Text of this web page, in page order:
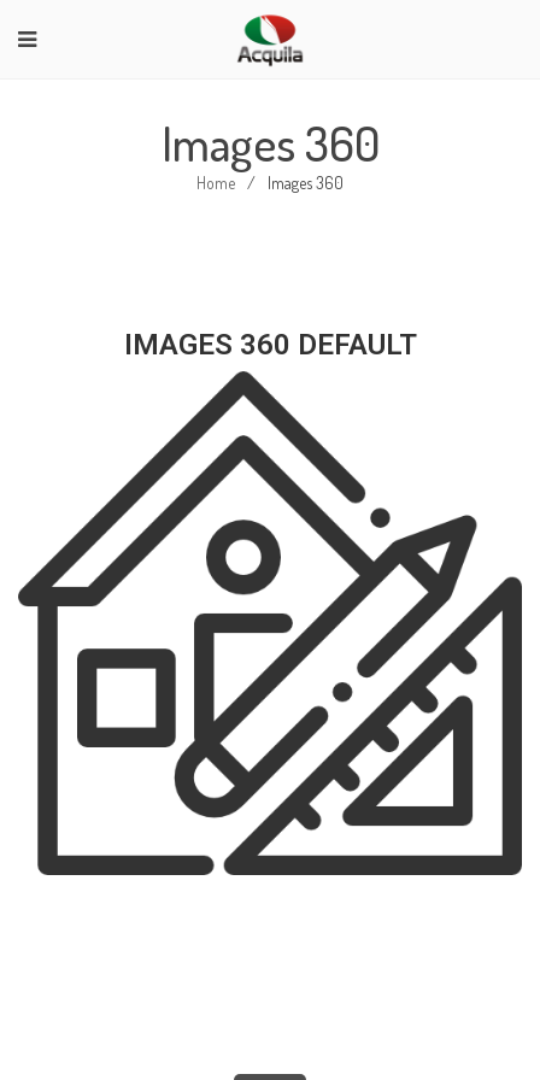
Images 360
Home / Images 360
IMAGES 360 DEFAULT